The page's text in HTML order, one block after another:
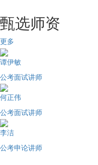
甄选师资
更多
谭伊敏
公考面试讲师
何正伟
公考面试讲师
李洁
公考申论讲师